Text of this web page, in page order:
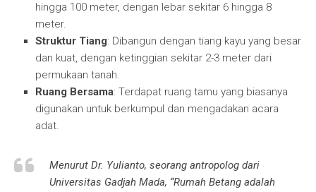
hingga 100 meter, dengan lebar sekitar 6 hingga 8
meter.
Struktur Tiang: Dibangun dengan tiang kayu yang besar
dan kuat, dengan ketinggian sekitar 2-3 meter dari
permukaan tanah.
Ruang Bersama: Terdapat ruang tamu yang biasanya
digunakan untuk berkumpul dan mengadakan acara
adat.
Menurut Dr. Yulianto, seorang antropolog dari
Universitas Gadjah Mada, “Rumah Betang adalah